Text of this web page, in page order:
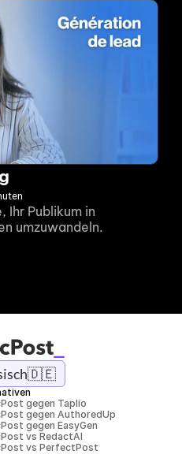
Ihr Publikum in
umzuwandeln.
🇩🇪
gegen Taplio
gegen AuthoredUp
gegen EasyGen
vs RedactAI
vs PerfectPost